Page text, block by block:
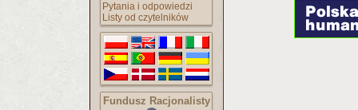
Pytania i odpowiedzi
Listy od czytelników
Fundusz Racjonalisty